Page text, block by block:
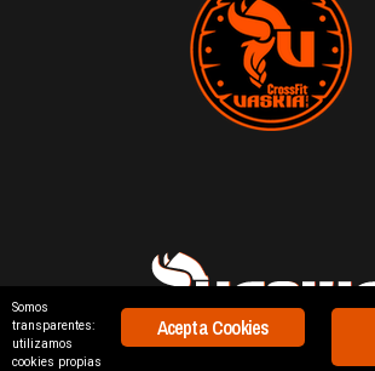
Acepta Cookies
Somos
transparentes:
utilizamos
cookies propias